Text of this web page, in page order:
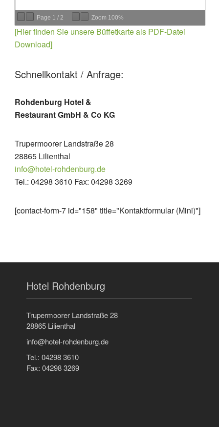
Page 1 / 2 Zoom 100%
[Hier finden Sie unsere Büffetkarte als PDF-Datei
Download]
Schnellkontakt / Anfrage:
Rohdenburg Hotel &
Restaurant GmbH & Co KG
Trupermoorer Landstraße 28
28865 Lilienthal
info@hotel-rohdenburg.de
Tel.: 04298 3610 Fax: 04298 3269
[contact-form-7 id="158" title="Kontaktformular (Mini)"]
Hotel Rohdenburg
Trupermoorer Landstraße 28
28865 Lilienthal
info@hotel-rohdenburg.de
Tel.: 04298 3610
Fax: 04298 3269